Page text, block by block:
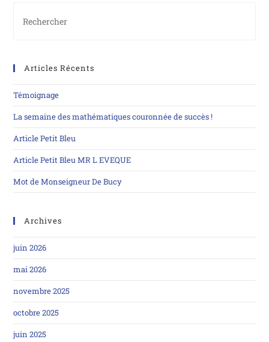
Articles Récents
Témoignage
La semaine des mathématiques couronnée de succès !
Article Petit Bleu
Article Petit Bleu MR L EVEQUE
Mot de Monseigneur De Bucy
Archives
juin 2026
mai 2026
novembre 2025
octobre 2025
juin 2025